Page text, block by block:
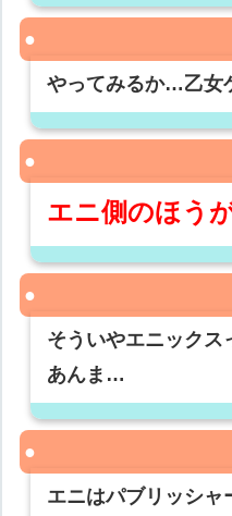
やってみるか…乙女
エニ側のほう
そういやエニックス
あんま…
エニはパブリッシャ